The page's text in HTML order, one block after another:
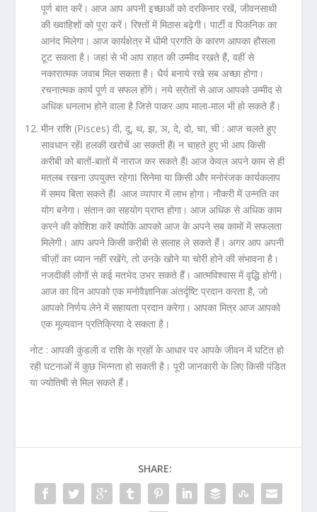
पूर्ण बात करें। आज आप अपनी इच्छाओं को दरकिनार रखें, जीवनसाथी
की ख्वाहिशों को पूरा करें। रिश्तों में मिठास बढ़ेगी। पार्टी व पिकनिक का
आनंद मिलेगा। आज कार्यक्षेत्र में धीमी प्रगति के कारण आपका हौसला
टूट सकता है। जहां से भी आप राहत की उम्मीद रखते हैं, वहीं से
नकारात्मक जवाब मिल सकता है। धैर्य बनाये रखे सब अच्छा होगा।
रचनात्मक कार्य पूर्ण व सफल होंगे। नये स्रोतों से आज आपको उम्मीद से
अधिक धनलाभ होने वाला है जिसे पाकर आप माला-माल भी हो सकते हैं।
मीन राशि (Pisces) दी, दू, थ, झ, ञ, दे, दो, चा, ची : आज चलते हुए
सावधान रहेंǀ हलकी खरोचें आ सकती हैंǀ न चाहते हुए भी आप किसी
करीबी को बातों-बातों में नाराज कर सकते हैंǀ आज केवल अपने काम से ही
मतलब रखना उपयुक्त रहेगाǀ सिनेमा या किसी और मनोरंजक कार्यकलाप
में समय बिता सकते हैंǀ आज व्यापार में लाभ होगा। नौकरी में उन्नति का
योग बनेगा। संतान का सहयोग प्राप्त होगा। आज अधिक से अधिक काम
करने की कोशिश करें क्योकि आपको आज के अपने सब कामों में सफलता
मिलेगी। आप अपने किसी करीबी से सलाह ले सकते हैं। अगर आप अपनी
चीज़ों का ध्यान नहीं रखेंगे, तो उनके खोने या चोरी होने की संभावना है।
नजदीकी लोगों से कई मतभेद उभर सकते हैं। आत्मविश्वास में वृद्धि होगी।
आज का दिन आपको एक मनोवैज्ञानिक अंतर्दृष्टि प्रदान करता है, जो
आपको निर्णय लेने में सहायता प्रदान करेगा। आपका मित्र आज आपको
एक मूल्यवान प्रतिक्रिया दे सकता है।
नोट :आपकी कुंडली व राशि के ग्रहों के आधार पर आपके जीवन में घटित हो
रही घटनाओं में कुछ भिन्नता हो सकती है। पूरी जानकारी के लिए किसीपंडित
या ज्योतिषी से मिल सकते हैं।
SHARE: